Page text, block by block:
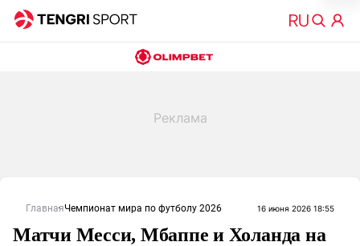
ГлавнаяЧемпионат мира по футболу 2026 16 июня 2026 18:55
Матчи Месси, Мбаппе и Холанда на